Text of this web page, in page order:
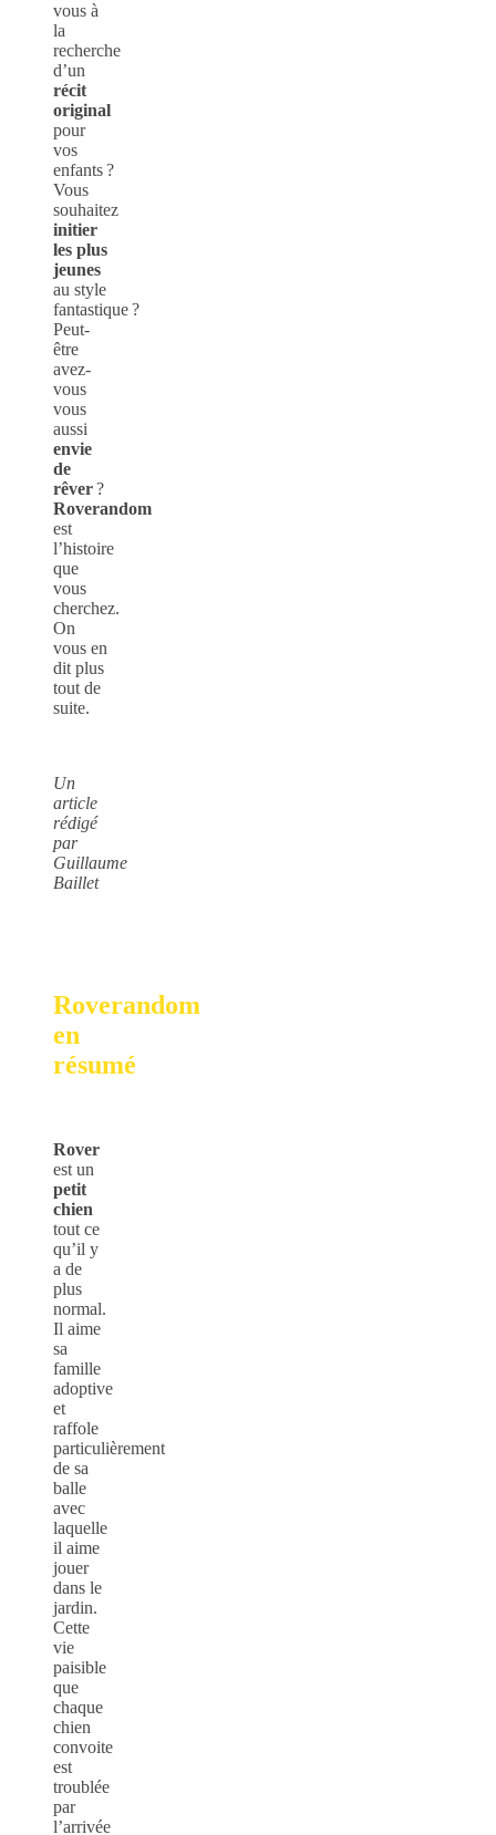
vous à
la
recherche
d’un
récit
original
pour
vos
enfants ?
Vous
souhaitez
initier
les plus
jeunes
au style
fantastique ?
Peut-
être
avez-
vous
vous
aussi
envie
de
rêver?
Roverandom
est
l’histoire
que
vous
cherchez.
On
vous en
dit plus
tout de
suite.
Un
article
rédigé
par
Guillaume
Baillet
Roverandom
en
résumé
Rover
est un
petit
chien
tout ce
qu’il y
a de
plus
normal.
Il aime
sa
famille
adoptive
et
raffole
particulièrement
de sa
balle
avec
laquelle
il aime
jouer
dans le
jardin.
Cette
vie
paisible
que
chaque
chien
convoite
est
troublée
par
l’arrivée